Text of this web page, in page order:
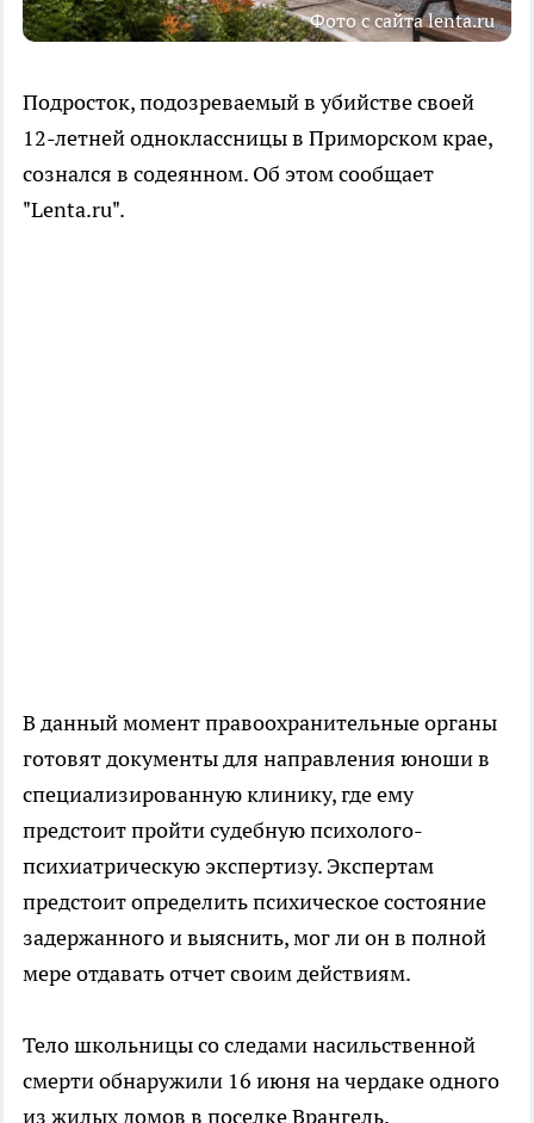
Фото с сайта lenta.ru
Подросток, подозреваемый в убийстве своей
12-летней одноклассницы в Приморском крае,
сознался в содеянном. Об этом сообщает
"Lenta.ru".
В данный момент правоохранительные органы
готовят документы для направления юноши в
специализированную клинику, где ему
предстоит пройти судебную психолого-
психиатрическую экспертизу. Экспертам
предстоит определить психическое состояние
задержанного и выяснить, мог ли он в полной
мере отдавать отчет своим действиям.
Тело школьницы со следами насильственной
смерти обнаружили 16 июня на чердаке одного
из жилых домов в поселке Врангель.